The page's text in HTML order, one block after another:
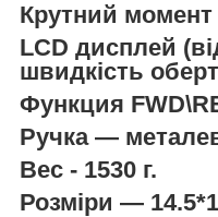
Крутний
LCD дисплей
швидкість
Функция
Ручка —
Вес - 1530 г.
Розміри —